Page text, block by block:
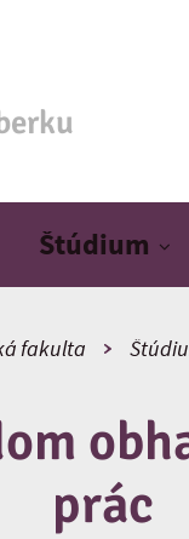
Štúdium
fakulta
prác